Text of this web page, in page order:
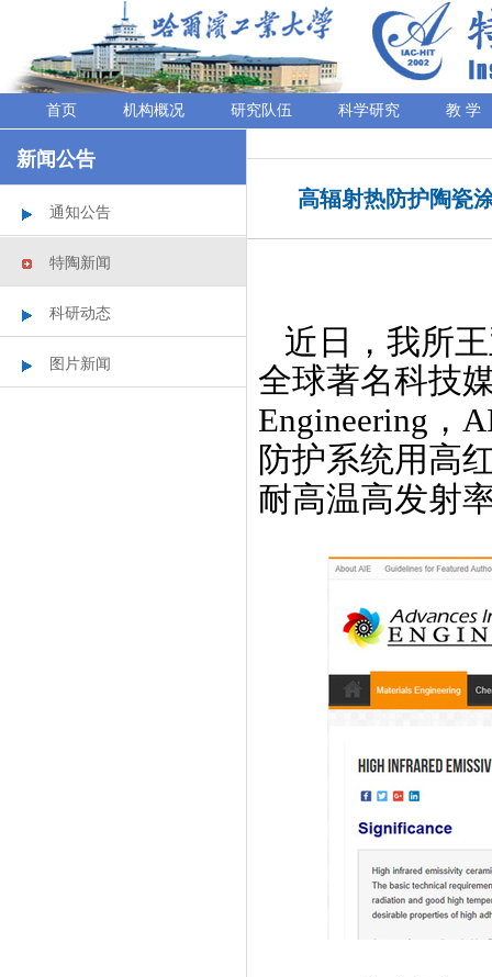
首页 机构概况 研究队伍 科学研究 教 学
新闻公告
通知公告
特陶新闻
科研动态
图片新闻
高辐射热防护陶瓷
近日，我所
全球著名科技
Engineering ，
防护系统用高
耐高温高发射